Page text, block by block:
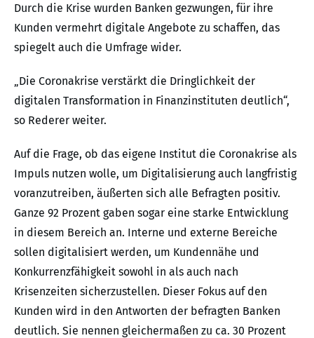
Durch die Krise wurden Banken gezwungen, für ihre
Kunden vermehrt digitale Angebote zu schaffen, das
spiegelt auch die Umfrage wider.
„Die Coronakrise verstärkt die Dringlichkeit der
digitalen Transformation in Finanzinstituten deutlich“,
so Rederer weiter.
Auf die Frage, ob das eigene Institut die Coronakrise als
Impuls nutzen wolle, um Digitalisierung auch langfristig
voranzutreiben, äußerten sich alle Befragten positiv.
Ganze 92 Prozent gaben sogar eine starke Entwicklung
in diesem Bereich an. Interne und externe Bereiche
sollen digitalisiert werden, um Kundennähe und
Konkurrenzfähigkeit sowohl in als auch nach
Krisenzeiten sicherzustellen. Dieser Fokus auf den
Kunden wird in den Antworten der befragten Banken
deutlich. Sie nennen gleichermaßen zu ca. 30 Prozent